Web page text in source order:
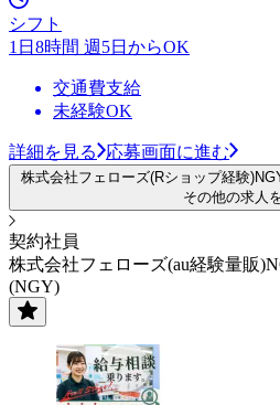
シフト
1日8時間 週5日からOK
交通費支給
未経験OK
詳細を見る 応募画面に進む
株式会社フェローズ(Rショップ経験
その他の求人
契約社員
株式会社フェローズ(au経験量販
(NGY)